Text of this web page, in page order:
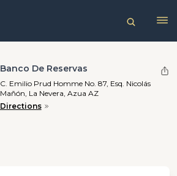
Banco De Reservas
C. Emilio Prud Homme No. 87, Esq. Nicolás
Mañón, La Nevera, Azua AZ
Directions